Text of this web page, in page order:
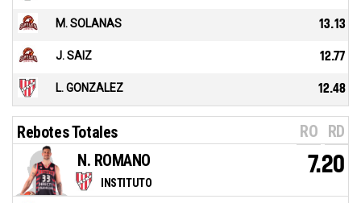
M. SOLANAS 13.13
J. SAIZ 12.77
L. GONZALEZ 12.48
Rebotes Totales RO RD
INSTITUTO
N. ROMANO 7.20